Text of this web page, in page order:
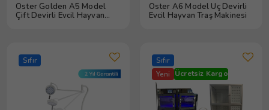
Oster Golden A5 Model
Çift Devirli Evcil Hayvan
Oster A6 Model Üç Devirli
Evcil Hayvan Traş Makinesi
Sıfır
Sıfır
Yeni
Ücretsiz Kargo